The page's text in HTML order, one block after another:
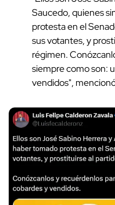
Saucedo, quienes
protesta en el
sus votantes, y
régimen.
siempre como son:
vendidos",